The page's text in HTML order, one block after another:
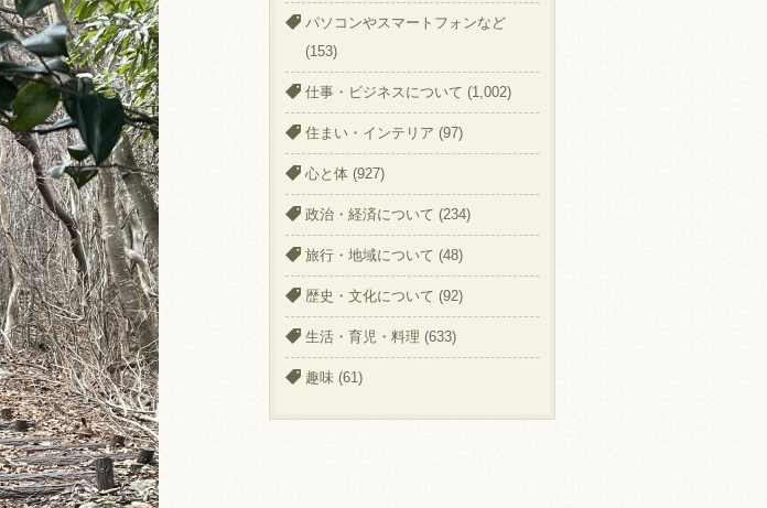
パソコンやスマートフォンなど
(153)
仕事・ビジネスについて (1,002)
住まい・インテリア (97)
心と体 (927)
政治・経済について (234)
旅行・地域について (48)
歴史・文化について (92)
生活・育児・料理 (633)
趣味 (61)